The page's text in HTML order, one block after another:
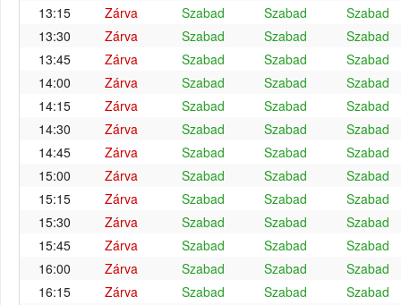
13:15
Zárva Szabad Szabad
Szabad
13:30
Zárva Szabad Szabad
Szabad
13:45
Zárva Szabad Szabad
Szabad
14:00
Zárva Szabad Szabad
Szabad
14:15
Zárva Szabad Szabad
Szabad
14:30
Zárva Szabad Szabad
Szabad
14:45
Zárva Szabad Szabad
Szabad
15:00
Zárva Szabad Szabad
Szabad
15:15
Zárva Szabad Szabad
Szabad
15:30
Zárva Szabad Szabad
Szabad
15:45
Zárva Szabad Szabad
Szabad
16:00
Zárva Szabad Szabad
Szabad
16:15
Zárva Szabad Szabad Szabad